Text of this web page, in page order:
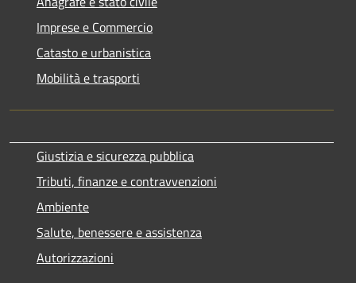
Imprese e Commercio
Catasto e urbanistica
Mobilità e trasporti
Giustizia e sicurezza pubblica
Tributi, finanze e contravvenzioni
Ambiente
Salute, benessere e assistenza
Autorizzazioni